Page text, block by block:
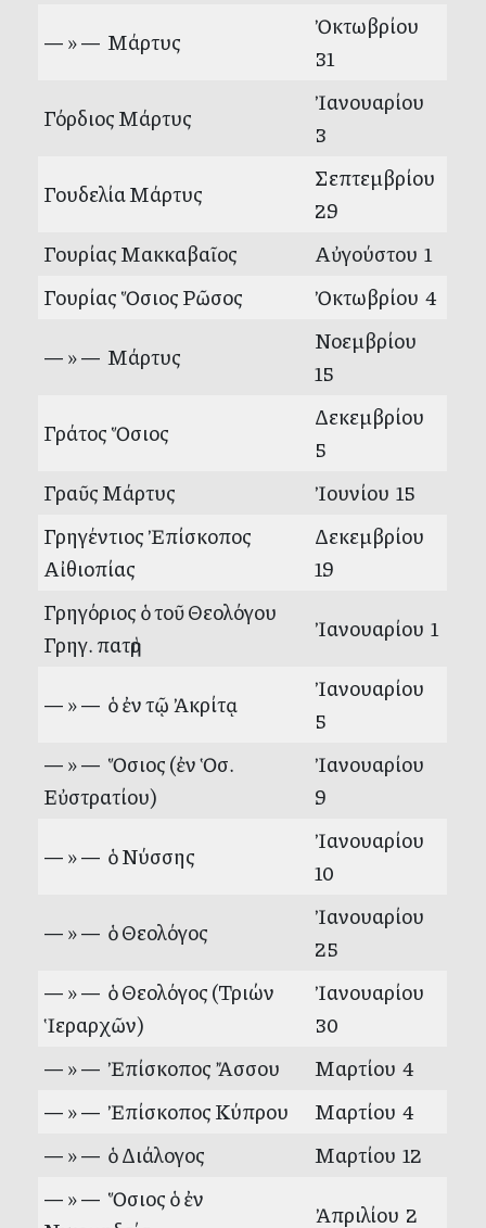
— » — Μάρτυς
Ὀκτωβρίου
31
Γόρδιος Μάρτυς
Ἰανουαρίου
3
Γουδελία Μάρτυς
Σεπτεμβρίου
29
Γουρίας Μακκαβαῖος
Αὐγούστου 1
Γουρίας Ὅσιος Ρῶσος
Ὀκτωβρίου 4
— » — Μάρτυς
Νοεμβρίου
15
Γράτος Ὅσιος
Δεκεμβρίου
5
Γραῦς Μάρτυς
Ἰουνίου 15
Γρηγέντιος Ἐπίσκοπος
Αἰθιοπίας
Δεκεμβρίου
19
Γρηγόριος ὁ τοῦ Θεολόγου
Γρηγ. πατὴρ
Ἰανουαρίου 1
— » — ὁ ἐν τῷ Ἀκρίτᾳ
Ἰανουαρίου
5
— » — Ὅσιος (ἐν Ὁσ.
Εὐστρατίου)
Ἰανουαρίου
9
— » — ὁ Νύσσης
Ἰανουαρίου
10
— » — ὁ Θεολόγος
Ἰανουαρίου
25
— » — ὁ Θεολόγος (Τριών
Ἱεραρχῶν)
Ἰανουαρίου
30
— » — Ἐπίσκοπος Ἄσσου
Μαρτίου 4
— » — Ἐπίσκοπος Κύπρου
Μαρτίου 4
— » — ὁ Διάλογος
Μαρτίου 12
— » — Ὅσιος ὁ ἐν
Ἀπριλίου 2